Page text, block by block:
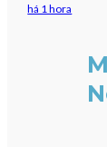
há 1 hora